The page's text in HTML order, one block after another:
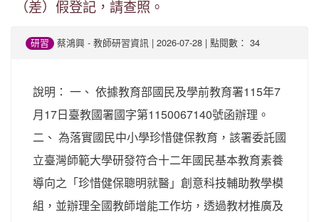
（差）假登記，請查照。
研習 蔡鴻興 - 教師研習資訊 | 2026-07-28 | 點閱數： 34
說明： 一、 依據教育部國民及學前教育署115年7
月17日臺教國署國字第1150067140號函辦理。
二、 為落實國民中小學珍惜健保教育，該署委託國
立臺灣師範大學研發符合十二年國民基本教育素養
導向之「珍惜健保聰明就醫」創意科技輔助教學模
組，並辦理全國教師增能工作坊，透過教材推廣及